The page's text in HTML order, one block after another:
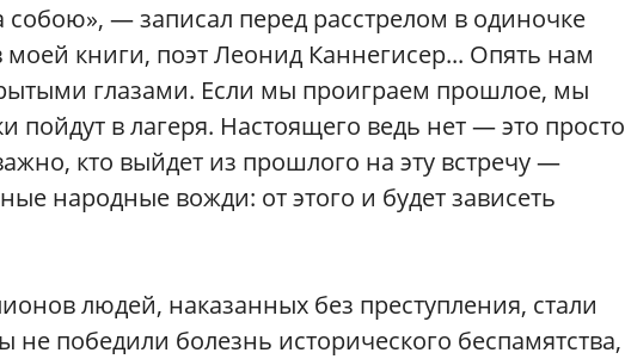
собою», — записал перед расстрелом в одиночке
моей книги, поэт Леонид Каннегисер... Опять нам
глазами. Если мы проиграем прошлое, мы
в лагеря. Настоящего ведь нет — это просто
кто выйдет из прошлого на эту встречу —
народные вожди: от этого и будет зависеть
людей, наказанных без преступления, стали
победили болезнь исторического беспамятства,